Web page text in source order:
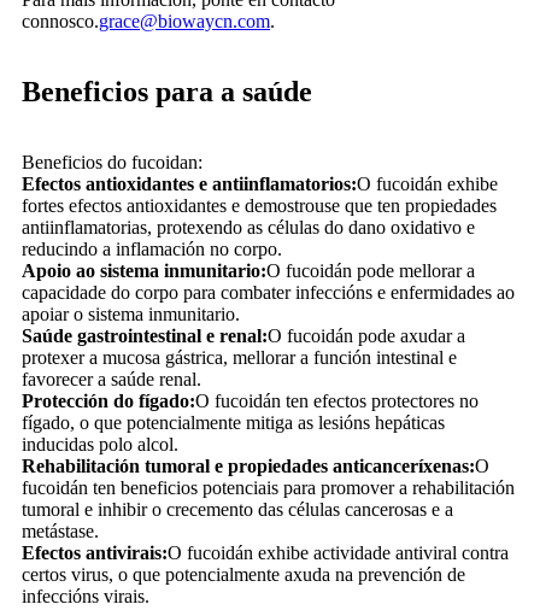
connosco.grace@biowaycn.com.
Beneficios para a saúde
Beneficios do fucoidan:
Efectos antioxidantes e antiinflamatorios:O fucoidán exhibe
fortes efectos antioxidantes e demostrouse que ten propiedades
antiinflamatorias, protexendo as células do dano oxidativo e
reducindo a inflamación no corpo.
Apoio ao sistema inmunitario:O fucoidán pode mellorar a
capacidade do corpo para combater infeccións e enfermidades ao
apoiar o sistema inmunitario.
Saúde gastrointestinal e renal:O fucoidán pode axudar a
protexer a mucosa gástrica, mellorar a función intestinal e
favorecer a saúde renal.
Protección do fígado:O fucoidán ten efectos protectores no
fígado, o que potencialmente mitiga as lesións hepáticas
inducidas polo alcol.
Rehabilitación tumoral e propiedades anticanceríxenas:O
fucoidán ten beneficios potenciais para promover a rehabilitación
tumoral e inhibir o crecemento das células cancerosas e a
metástase.
Efectos antivirais:O fucoidán exhibe actividade antiviral contra
certos virus, o que potencialmente axuda na prevención de
infeccións virais.